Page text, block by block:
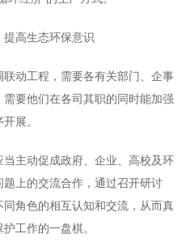
高生态环保意识
动工程，需要各有关部门、企事
要他们在各司其职的同时能加强
展。
主动促成政府、企业、高校及环
上的交流合作，通过召开研讨
角色的相互认知和交流，从而真
工作的一盘棋。